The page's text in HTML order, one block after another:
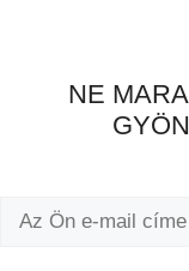
NE